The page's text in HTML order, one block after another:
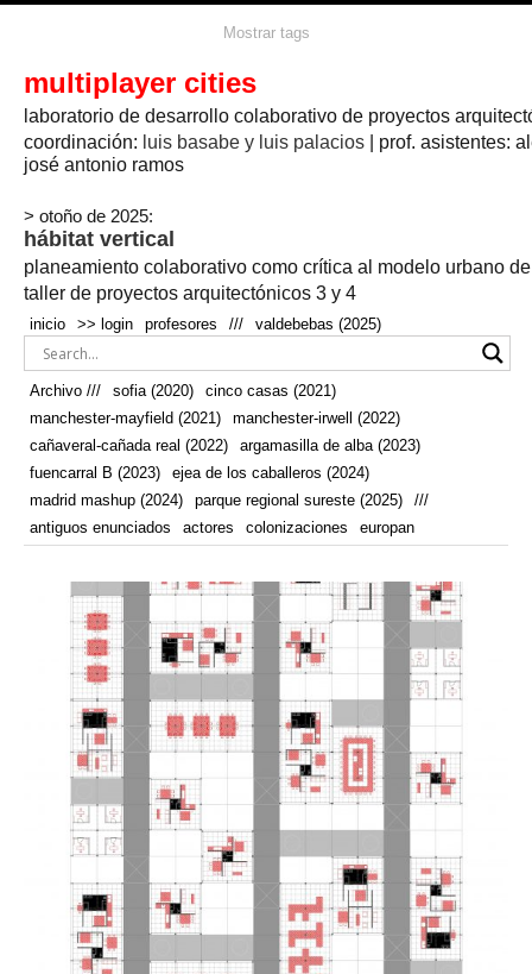
agricultura agricultura circular
arquitectura textil arte artesanía
bicicletas biodiversidad biorrefinería biotecnología bloque lineal
bodega bosque botánica caminos camping campo
cañada
real
canal cañaveral
real
cocina colaboración
autonoma
conectar
cooperativa crecimiento cueva cultivo cultivos deporte
don
quijote
ecosistema ejea de los caballeros
renovables
enterrado espacio social espacio verde
estructura europan fauna
fernández del amo festival fiesta flexibilidad fotomontaje
fuencarral b gastronomía geologia
geometrización curvas de
nivel
grúas habitar habitat hábitat hotel
infraestructura inmigración instalaciones invernadero
laguna línea del tiempo lineal longitudinal
manchester mapeo marihuana mayfield
mercado
modular modulo
naturaleza negociaciones nómada nucleos olivos paisaje
paisaje productivo paneles solares paragüas parking pasarelas
plantas plegable prefabricado presa private producción
productivo
pueblo de
colonización
rave recorrido
remolacha
rio ruina ruinas sistema social
sombra
sostenibilidad tecnología tejido
temporalidad
temporeros territorio tiempo tierra
torres trabajo trama urbana transporte turismo
vegetacion vegetación vertedero viñedos vino
vivienda vivienda adosada vivienda en
vivienda minima vivienda social vivienda temporal
Mostrar tags
multiplayer cities
laboratorio de desarrollo colaborativo de proyectos
coordinación: luis basabe y luis palacios | prof. asistentes:
josé antonio ramos
> otoño de 2025:
hábitat vertical
planeamiento colaborativo como crítica al modelo urbano
taller de proyectos arquitectónicos 3 y 4
inicio >> login profesores /// valdebebas (2025)
Archivo /// sofia (2020)
cinco casas (2021)
manchester-mayfield (2021)
manchester-irwell (2022)
cañaveral-cañada real (2022)
argamasilla de alba (2023)
fuencarral B (2023)
ejea de los caballeros (2024)
madrid mashup (2024)
parque regional sureste (2025)
///
antiguos enunciados
actores colonizaciones europan